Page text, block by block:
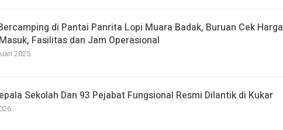
di Pantai Panrita Lopi Muara Badak, Buruan Cek Harga
Fasilitas dan Jam Operasional
2025
Sekolah Dan 93 Pejabat Fungsional Resmi Dilantik di Kukar